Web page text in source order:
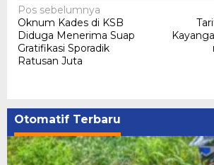
Navigasi
pos
Pos sebelumnya
Oknum Kades di KSB
Diduga Menerima Suap
Gratifikasi Sporadik
Ratusan Juta
Otomatif Terbaru